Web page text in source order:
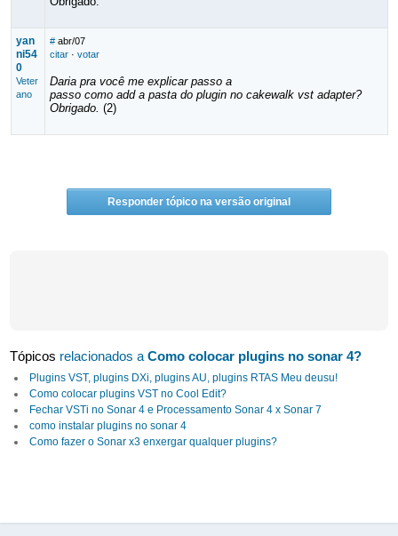
yan
ni54
0
Veter
ano
# abr/07
citar· votar
Daria pra você me explicar passo a
passo como add a pasta do plugin no cakewalk vst adapter?
Obrigado. (2)
Responder tópico na versão original
Tópicos relacionados aComo colocar plugins no sonar 4?
Plugins VST, plugins DXi, plugins AU, plugins RTAS Meu deusu!
Como colocar plugins VST no Cool Edit?
Fechar VSTi no Sonar 4 e Processamento Sonar 4 x Sonar 7
como instalar plugins no sonar 4
Como fazer o Sonar x3 enxergar qualquer plugins?